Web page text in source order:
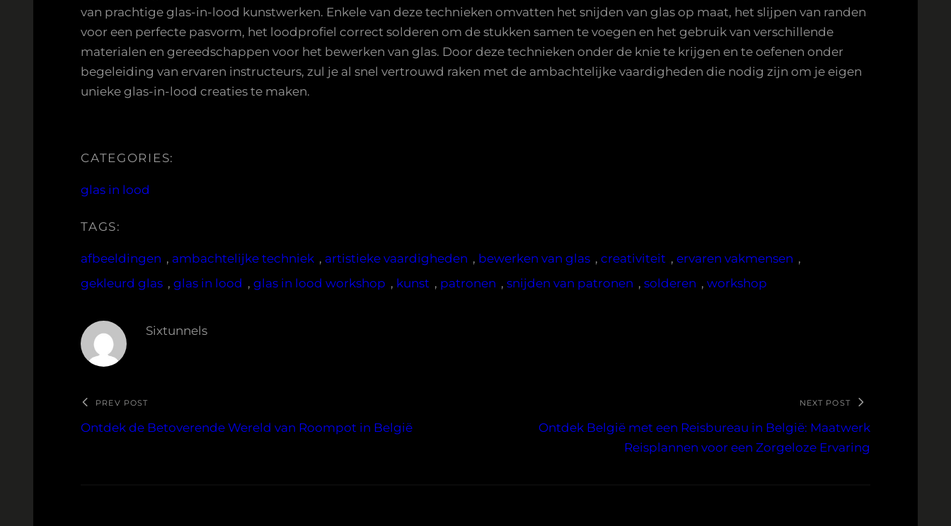
van prachtige glas-in-lood kunstwerken. Enkele van deze technieken omvatten het snijden van glas op maat, het slijpen van randen
voor een perfecte pasvorm, het loodprofiel correct solderen om de stukken samen te voegen en het gebruik van verschillende
materialen en gereedschappen voor het bewerken van glas. Door deze technieken onder de knie te krijgen en te oefenen onder
begeleiding van ervaren instructeurs, zul je al snel vertrouwd raken met de ambachtelijke vaardigheden die nodig zijn om je eigen
unieke glas-in-lood creaties te maken.
CATEGORIES:
glas in lood
TAGS:
afbeeldingen , ambachtelijke techniek , artistieke vaardigheden , bewerken van glas , creativiteit , ervaren vakmensen ,
gekleurd glas , glas in lood , glas in lood workshop , kunst , patronen , snijden van patronen , solderen , workshop
Sixtunnels
PREV POST
Ontdek de Betoverende Wereld van Roompot in België
NEXT POST
Ontdek België met een Reisbureau in België: Maatwerk
Reisplannen voor een Zorgeloze Ervaring